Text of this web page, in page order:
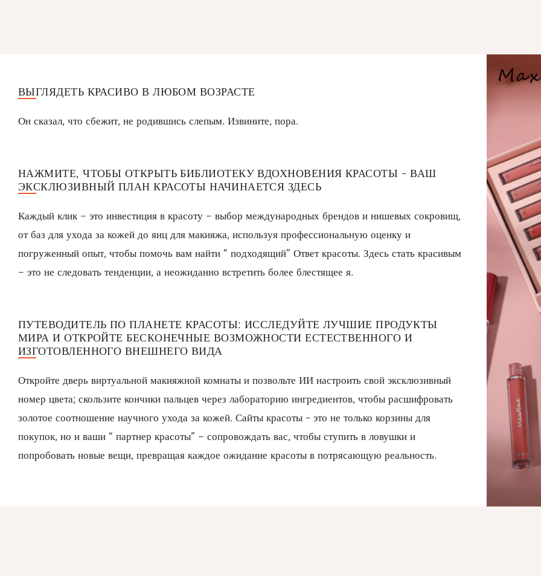
ВЫГЛЯДЕТЬ КРАСИВО В ЛЮБОМ ВОЗРАСТЕ
Он сказал, что сбежит, не родившись слепым. Извините, пора.
НАЖМИТЕ, ЧТОБЫ ОТКРЫТЬ БИБЛИОТЕКУ ВДОХНОВЕНИЯ КРАСОТЫ - ВАШ
ЭКСКЛЮЗИВНЫЙ ПЛАН КРАСОТЫ НАЧИНАЕТСЯ ЗДЕСЬ
Каждый клик – это инвестиция в красоту – выбор международных брендов и нишевых сокровищ,
от баз для ухода за кожей до яиц для макияжа, используя профессиональную оценку и
погруженный опыт, чтобы помочь вам найти “ подходящий” Ответ красоты. Здесь стать красивым
– это не следовать тенденции, а неожиданно встретить более блестящее я.
ПУТЕВОДИТЕЛЬ ПО ПЛАНЕТЕ КРАСОТЫ: ИССЛЕДУЙТЕ ЛУЧШИЕ ПРОДУКТЫ
МИРА И ОТКРОЙТЕ БЕСКОНЕЧНЫЕ ВОЗМОЖНОСТИ ЕСТЕСТВЕННОГО И
ИЗГОТОВЛЕННОГО ВНЕШНЕГО ВИДА
Откройте дверь виртуальной макияжной комнаты и позвольте ИИ настроить свой эксклюзивный
номер цвета; скользите кончики пальцев через лабораторию ингредиентов, чтобы расшифровать
золотое соотношение научного ухода за кожей. Сайты красоты - это не только корзины для
покупок, но и ваши “ партнер красоты” – сопровождать вас, чтобы ступить в ловушки и
попробовать новые вещи, превращая каждое ожидание красоты в потрясающую реальность.